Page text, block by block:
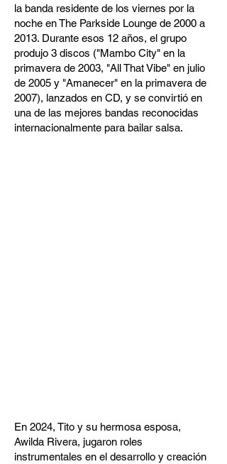
la banda residente de los viernes por la
noche en The Parkside Lounge de 2000 a
2013. Durante esos 12 años, el grupo
produjo 3 discos ("Mambo City" en la
primavera de 2003, "All That Vibe" en julio
de 2005 y "Amanecer" en la primavera de
2007), lanzados en CD, y se convirtió en
una de las mejores bandas reconocidas
internacionalmente para bailar salsa.
En 2024, Tito y su hermosa esposa,
Awilda Rivera, jugaron roles
instrumentales en el desarrollo y creación